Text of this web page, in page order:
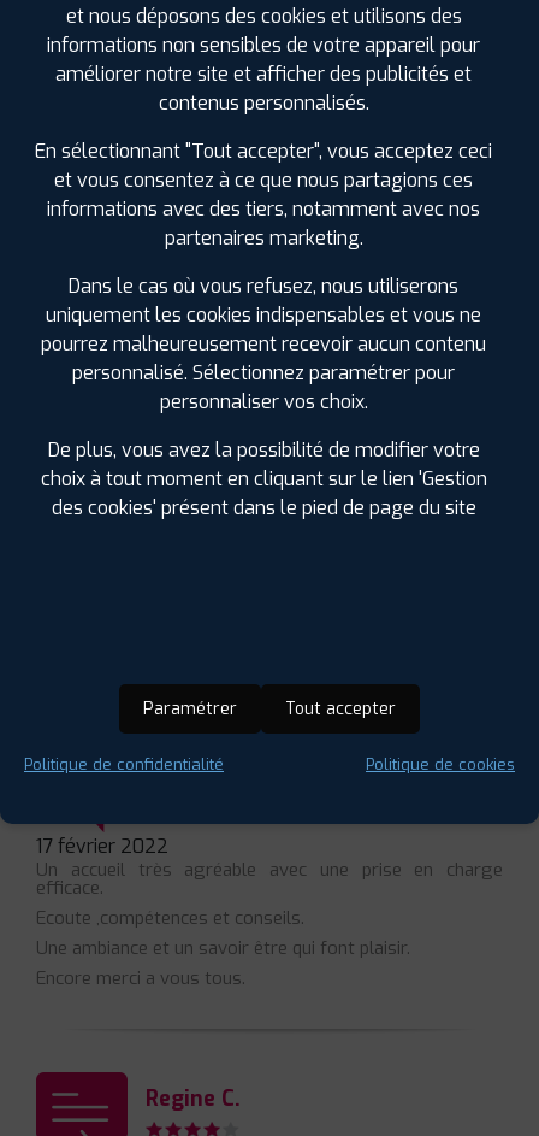
Accès Camping Car et véhicules utilitaires carrossés
Révision constructeur
Remplacement et réparation pare-brise
Climatisation nouveau gaz 1234YF
Agence labellisée pax system
Essuie-glace
Intervention sur système TPMS
Grands VUL (> à 3,2 m)
Batterie
Vente Accessoires
⋆⋆⋆
Pierre H.
17 février 2022
Un accueil très agréable avec une prise en charge
efficace.
Ecoute ,compétences et conseils.
Une ambiance et un savoir être qui font plaisir.
Encore merci a vous tous.
Regine C.
et nous déposons des cookies et utilisons des
informations non sensibles de votre appareil pour
améliorer notre site et afficher des publicités et
contenus personnalisés.
En sélectionnant "Tout accepter", vous acceptez ceci
et vous consentez à ce que nous partagions ces
informations avec des tiers, notamment avec nos
partenaires marketing.
Dans le cas où vous refusez, nous utiliserons
uniquement les cookies indispensables et vous ne
pourrez malheureusement recevoir aucun contenu
personnalisé. Sélectionnez paramétrer pour
personnaliser vos choix.
De plus, vous avez la possibilité de modifier votre
choix à tout moment en cliquant sur le lien 'Gestion
des cookies' présent dans le pied de page du site
Paramétrer Tout accepter
Politique de confidentialité Politique de cookies